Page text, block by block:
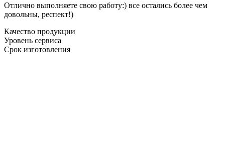
Отлично выполняете свою работу:) все остались более чем
довольны, респект!)
Качество продукции
Уровень сервиса
Срок изготовления